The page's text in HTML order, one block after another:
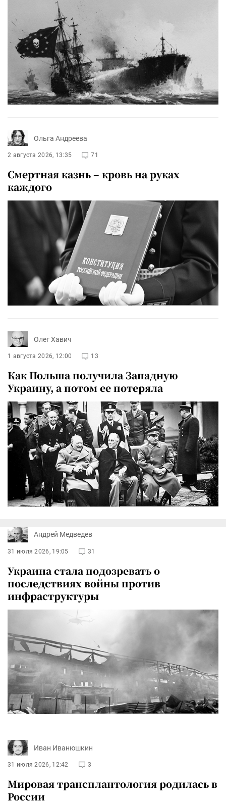
Ольга Андреева
2 августа 2026, 13:35 71
Смертная казнь – кровь на руках
каждого
Олег Хавич
1 августа 2026, 12:00 13
Как Польша получила Западную
Украину, а потом ее потеряла
Андрей Медведев
31 июля 2026, 19:05 31
Украина стала подозревать о
последствиях войны против
инфраструктуры
Иван Иванюшкин
31 июля 2026, 12:42 3
Мировая трансплантология родилась в
России